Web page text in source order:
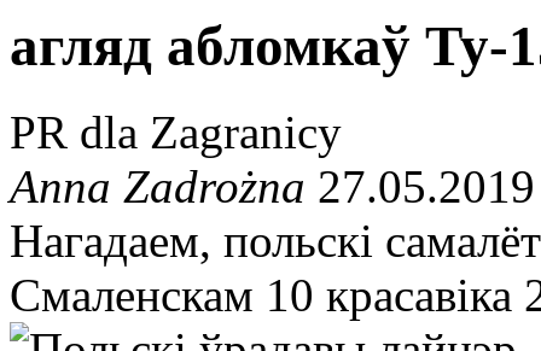
агляд абломкаў Ту-
PR dla Zagranicy
Anna Zadrożna
Нагадаем, польскі
Смаленскам 10 красавіка